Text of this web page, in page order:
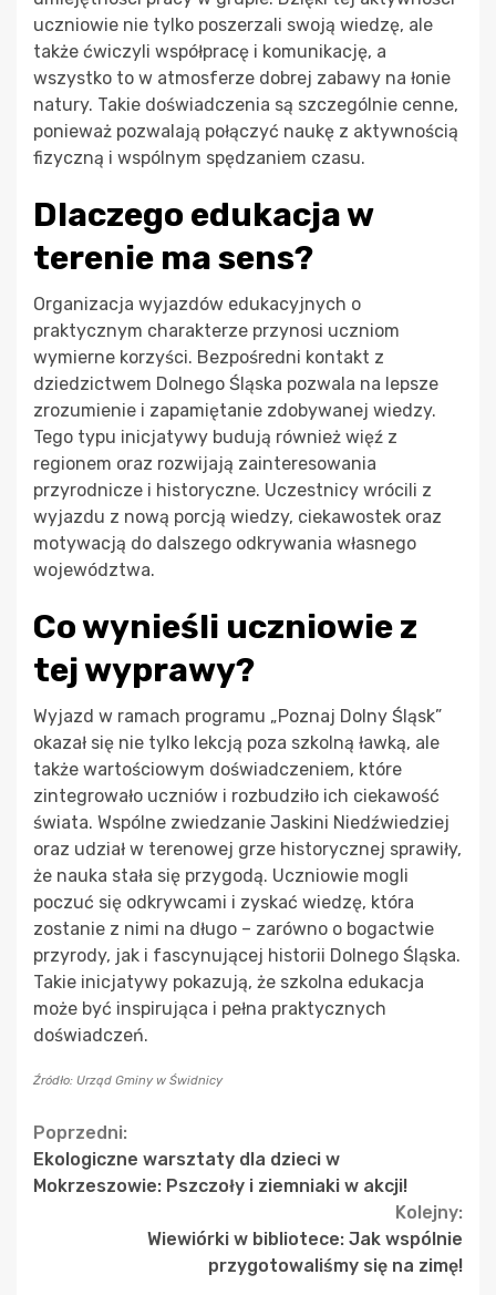
uczniowie nie tylko poszerzali swoją wiedzę, ale
także ćwiczyli współpracę i komunikację, a
wszystko to w atmosferze dobrej zabawy na łonie
natury. Takie doświadczenia są szczególnie cenne,
ponieważ pozwalają połączyć naukę z aktywnością
fizyczną i wspólnym spędzaniem czasu.
Dlaczego edukacja w
terenie ma sens?
Organizacja wyjazdów edukacyjnych o
praktycznym charakterze przynosi uczniom
wymierne korzyści. Bezpośredni kontakt z
dziedzictwem Dolnego Śląska pozwala na lepsze
zrozumienie i zapamiętanie zdobywanej wiedzy.
Tego typu inicjatywy budują również więź z
regionem oraz rozwijają zainteresowania
przyrodnicze i historyczne. Uczestnicy wrócili z
wyjazdu z nową porcją wiedzy, ciekawostek oraz
motywacją do dalszego odkrywania własnego
województwa.
Co wynieśli uczniowie z
tej wyprawy?
Wyjazd w ramach programu „Poznaj Dolny Śląsk”
okazał się nie tylko lekcją poza szkolną ławką, ale
także wartościowym doświadczeniem, które
zintegrowało uczniów i rozbudziło ich ciekawość
świata. Wspólne zwiedzanie Jaskini Niedźwiedziej
oraz udział w terenowej grze historycznej sprawiły,
że nauka stała się przygodą. Uczniowie mogli
poczuć się odkrywcami i zyskać wiedzę, która
zostanie z nimi na długo – zarówno o bogactwie
przyrody, jak i fascynującej historii Dolnego Śląska.
Takie inicjatywy pokazują, że szkolna edukacja
może być inspirująca i pełna praktycznych
doświadczeń.
Źródło: Urząd Gminy w Świdnicy
Continue
Reading
Poprzedni:
Ekologiczne warsztaty dla dzieci w
Mokrzeszowie: Pszczoły i ziemniaki w akcji!
Kolejny:
Wiewiórki w bibliotece: Jak wspólnie
przygotowaliśmy się na zimę!